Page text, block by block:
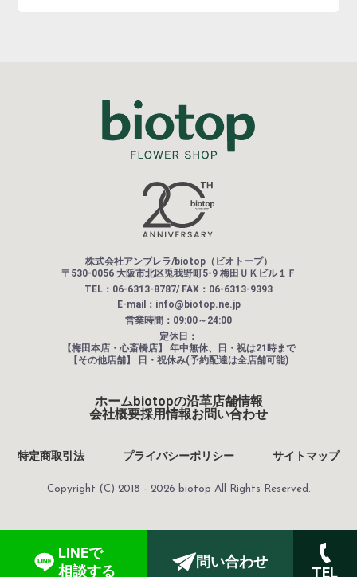
株式会社アンブレラ/biotop（ビオトープ）
〒530-0056 大阪市北区兎我野町5-9 梅田ＵＫビル１Ｆ
TEL：06-6313-8787/ FAX：06-6313-9393
E-mail：info@biotop.ne.jp
営業時間：09:00～24:00
定休日：
【梅田本店・心斎橋店】 年中無休、日・祝は21時まで
【その他店舗】
日・祝休み(予約配達は全店舗可能)
ホームbiotopの沿革店舗情報
会社概要採用情報お問い合わせ
特定商取引法 プライバシーポリシー サイトマップ
Copyright (C) 2018 - 2026 biotop All Rights Reserved.
LINEで
相談する
問い合わせ
TEL